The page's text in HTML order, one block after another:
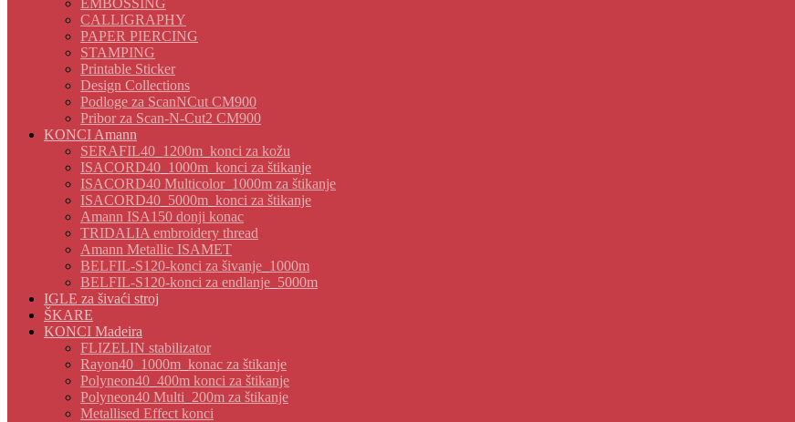
EMBOSSING
CALLIGRAPHY
PAPER PIERCING
STAMPING
Printable Sticker
Design Collections
Podloge za ScanNCut CM900
Pribor za Scan-N-Cut2 CM900
KONCI Amann
SERAFIL40_1200m_konci za kožu
ISACORD40_1000m_konci za štikanje
ISACORD40 Multicolor_1000m za štikanje
ISACORD40_5000m_konci za štikanje
Amann ISA150 donji konac
TRIDALIA embroidery thread
Amann Metallic ISAMET
BELFIL-S120-konci za šivanje_1000m
BELFIL-S120-konci za endlanje_5000m
IGLE za šivaći stroj
ŠKARE
KONCI Madeira
FLIZELIN stabilizator
Rayon40_1000m_konac za štikanje
Polyneon40_400m konci za štikanje
Polyneon40 Multi_200m za štikanje
Metallised Effect konci